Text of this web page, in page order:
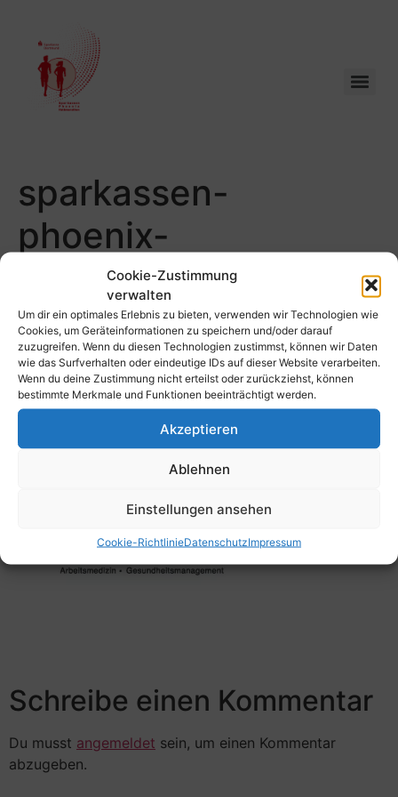
Cookie-Zustimmung
verwalten
Um dir ein optimales Erlebnis zu bieten, verwenden wir Technologien wie
Cookies, um Geräteinformationen zu speichern und/oder darauf
zuzugreifen. Wenn du diesen Technologien zustimmst, können wir Daten
wie das Surfverhalten oder eindeutige IDs auf dieser Website verarbeiten.
Wenn du deine Zustimmung nicht erteilst oder zurückziehst, können
bestimmte Merkmale und Funktionen beeinträchtigt werden.
Akzeptieren
Ablehnen
Einstellungen ansehen
Cookie-RichtlinieDatenschutzImpressum
sparkassen-
phoenix-
halbmarathon-
dortmund-partner-
praevent
Schreibe einen Kommentar
Du musst angemeldet sein, um einen Kommentar
abzugeben.